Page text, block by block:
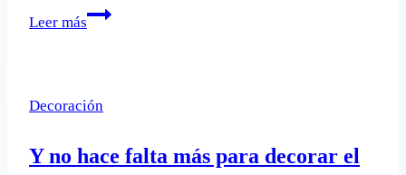
Leer más
Recicla
en
Decoración
Y no hace falta más para decorar el